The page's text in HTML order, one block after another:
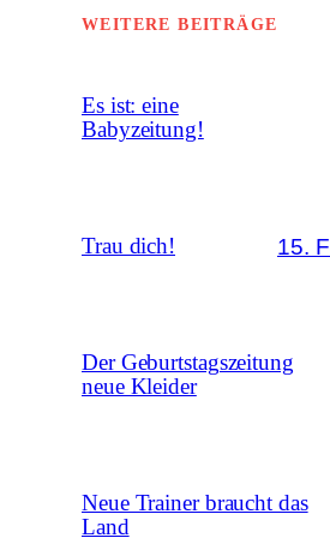
WEITERE BEITRÄGE
Es ist: eine
Babyzeitung!
Trau dich! 15.
Der Geburtstagszeitung
neue Kleider
Neue Trainer braucht das
Land